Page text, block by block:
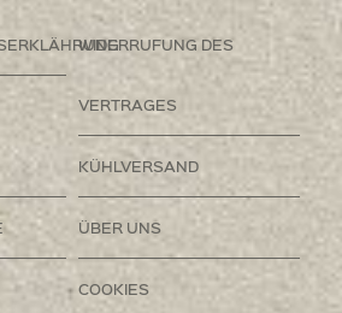
WIDERRUFUNG DES
VERTRAGES
KÜHLVERSAND
ÜBER UNS
COOKIES